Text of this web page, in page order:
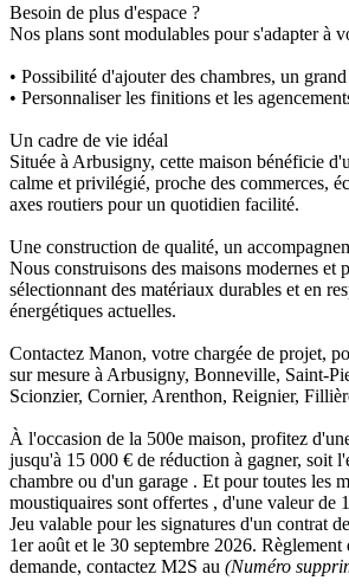
Besoin de plus d'espace ?
Nos plans sont modulables pour s'adapter à
• Possibilité d'ajouter des chambres, un
• Personnaliser les finitions et les
Un cadre de vie idéal
Située à Arbusigny, cette maison bénéficie
calme et privilégié, proche des commerces,
axes routiers pour un quotidien facilité.
Une construction de qualité, un
Nous construisons des maisons modernes et
sélectionnant des matériaux durables et en
énergétiques actuelles.
Contactez Manon, votre chargée de projet,
sur mesure à Arbusigny, Bonneville, Saint-
Scionzier, Cornier, Arenthon, Reignier,
À l'occasion de la 500e maison, profitez
jusqu'à 15 000 € de réduction à gagner, soit
chambre ou d'un garage . Et pour toutes les
moustiquaires sont offertes , d'une valeur de
Jeu valable pour les signatures d'un contrat
1er août et le 30 septembre 2026.
demande, contactez M2S au (Numéro